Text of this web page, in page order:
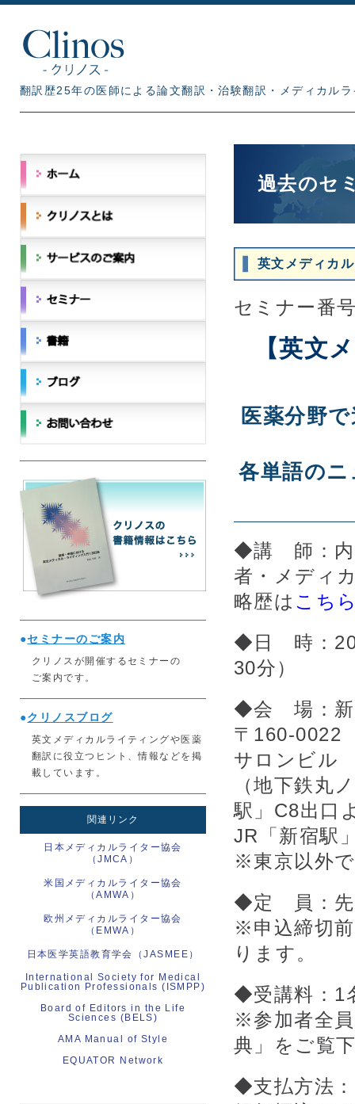
翻訳歴25年の医師による論文翻訳・治験翻訳・メディカル
過去のセ
英文メディカ
セミナー番
【英文
医薬分野
各単語の
◆講 師：内
者・メディ
略歴は こち
◆日 時：
30分）
◆会 場：新
〒160-0022
サロンビル
（地下鉄丸
駅」C8出口
JR「新宿駅
※東京以外
◆定 員：先
※申込締切
ります。
◆受講料：1
※参加者全
典」をご覧
◆支払方法
●セミナーのご案内
クリノスが開催するセミナーの
ご案内です。
●クリノスブログ
英文メディカルライティングや医薬
翻訳に役立つヒント、情報などを掲
載しています。
関連リンク
日本メディカルライター協会
（JMCA）
米国メディカルライター協会
（AMWA）
欧州メディカルライター協会
（EMWA）
日本医学英語教育学会（JASMEE）
International Society for Medical
Publication Professionals (ISMPP)
Board of Editors in the Life
Sciences (BELS)
AMA Manual of Style
EQUATOR Network